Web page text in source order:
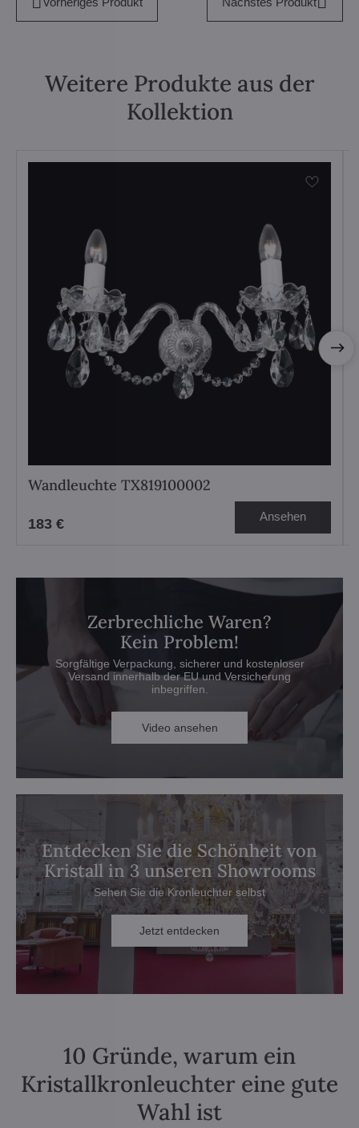
Weitere Produkte aus der
Kollektion
Wandleuchte TX819100002
183 € Ansehen
Zerbrechliche Waren?
Kein Problem!
Sorgfältige Verpackung, sicherer und kostenloser
Versand innerhalb der EU und Versicherung
inbegriffen.
Video ansehen
Entdecken Sie die Schönheit von
Kristall in 3 unseren Showrooms
Sehen Sie die Kronleuchter selbst
Jetzt entdecken
10 Gründe, warum ein
Kristallkronleuchter eine gute
Wahl ist